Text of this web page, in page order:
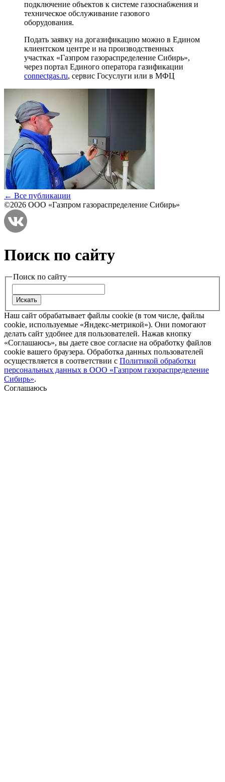
подключение объектов к системе газоснабжения и
техническое обслуживание газового
оборудования.
Подать заявку на догазификацию можно в Едином
клиентском центре и на производственных
участках «Газпром газораспределение Сибирь»,
через портал Единого оператора газификации
connectgas.ru, сервис Госуслуги или в МФЦ
← Все публикации
©2026 ООО «Газпром газораспределение Сибирь»
Поиск по сайту
Поиск по сайту
Наш сайт обрабатывает файлы cookie (в том числе, файлы
cookie, используемые «Яндекс-метрикой»). Они помогают
делать сайт удобнее для пользователей. Нажав кнопку
«Соглашаюсь», вы даете свое согласие на обработку файлов
cookie вашего браузера. Обработка данных пользователей
осуществляется в соответствии с Политикой обработки
персональных данных в ООО «Газпром газораспределение
Сибирь».
Соглашаюсь